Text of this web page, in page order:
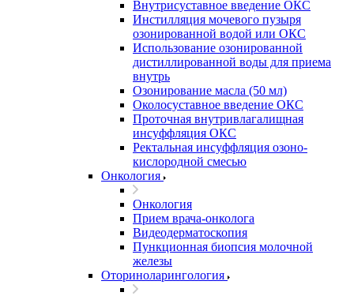
Внутрисуставное введение ОКС
Инстилляция мочевого пузыря
озонированной водой или ОКС
Использование озонированной
дистиллированной воды для приема
внутрь
Озонирование масла (50 мл)
Околосуставное введение ОКС
Проточная внутривлагалищная
инсуффляция ОКС
Ректальная инсуффляция озоно-
кислородной смесью
Онкология
Онкология
Прием врача-онколога
Видеодерматоскопия
Пункционная биопсия молочной
железы
Оториноларингология